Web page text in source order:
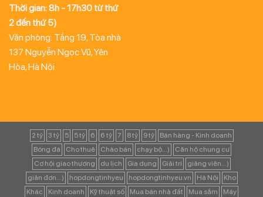
Thời gian: 8h - 17h30 từ thứ
2 đến thứ 5)
Văn phòng: Tầng 19, Tòa nhà
137 Nguyễn Ngọc Vũ, Yên
Hòa, Hà Nội
2 tỷ 3 tỷ 5 5 tỷ 6 6 tỷ 7 8 tỷ 9 tỷ
Bán hàng - Kinh doanh
Bóng đá
Cho thuê Chào bán chạy bộ...)
Căn hộ chung cư
Cơ hội giao thương
du lịch Gia dụng Giải trí
giảng viên...)
giản đơn...)
hopdongtinhyeu hopdongtinhyeu.vn Hà Nội
Kho
Khác
Kinh doanh Kỹ thuật số Mua bán nhà đất Mua sắm
Máy